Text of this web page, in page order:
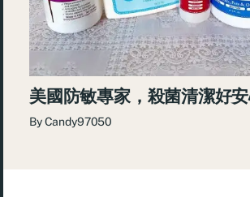
美國防敏專家，殺菌清潔好
ByCandy97050